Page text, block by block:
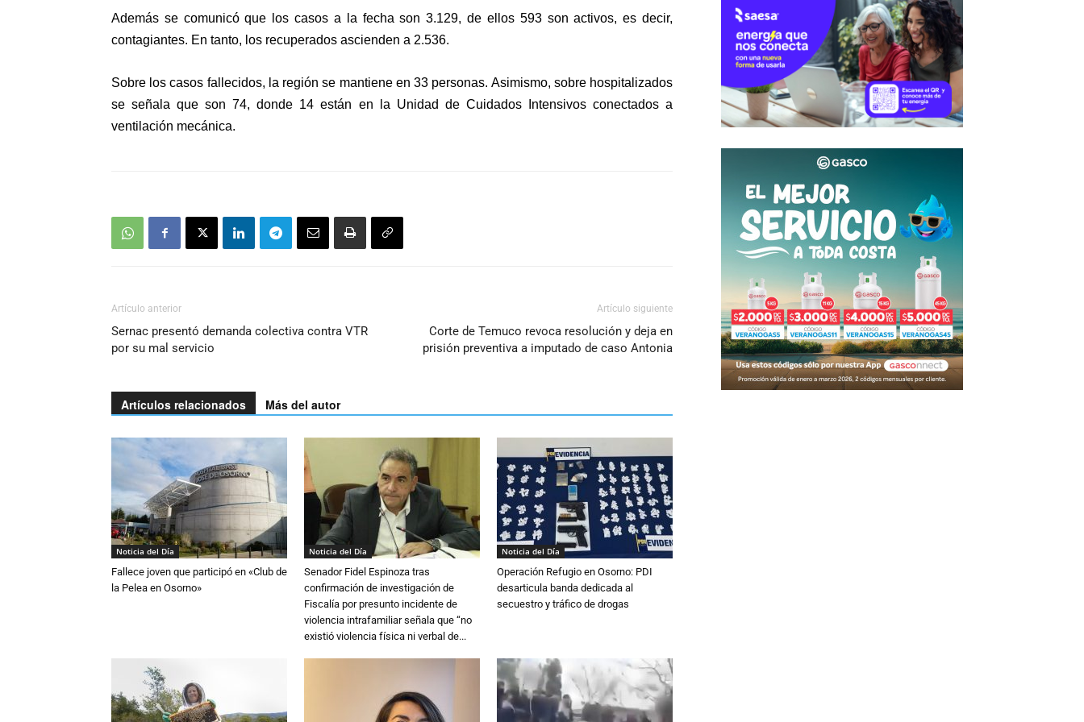
Además se comunicó que los casos a la fecha son 3.129, de ellos 593 son activos, es decir,
contagiantes. En tanto, los recuperados ascienden a 2.536.
Sobre los casos fallecidos, la región se mantiene en 33 personas. Asimismo, sobre hospitalizados
se señala que son 74, donde 14 están en la Unidad de Cuidados Intensivos conectados a
ventilación mecánica.
Artículo anterior
Sernac presentó demanda colectiva contra VTR
por su mal servicio
Artículo siguiente
Corte de Temuco revoca resolución y deja en
prisión preventiva a imputado de caso Antonia
Artículos relacionados Más del autor
Noticia del Día
Fallece joven que participó en «Club de
la Pelea en Osorno»
Noticia del Día
Senador Fidel Espinoza tras
confirmación de investigación de
Fiscalía por presunto incidente de
violencia intrafamiliar señala que “no
existió violencia física ni verbal de...
Noticia del Día
Operación Refugio en Osorno: PDI
desarticula banda dedicada al
secuestro y tráfico de drogas